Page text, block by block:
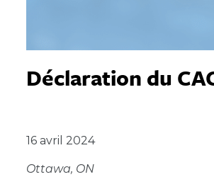
Déclaration du
16 avril 2024
Ottawa, ON